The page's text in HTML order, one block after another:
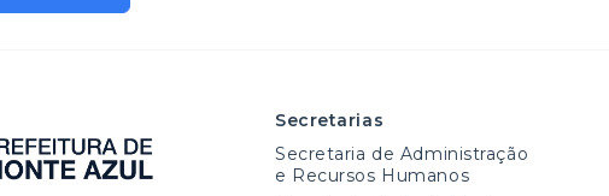
Secretarias
Secretaria de Administração
e Recursos Humanos